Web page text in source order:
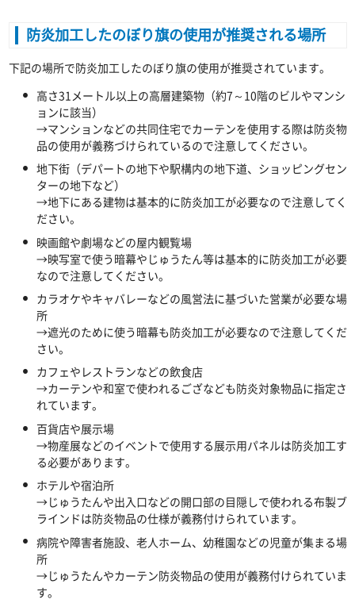
防炎加工したのぼり旗の使用が推奨される場所
下記の場所で防炎加工したのぼり旗の使用が推奨されています。
高さ31メートル以上の高層建築物（約7～10階のビルやマンシ
ョンに該当）
→マンションなどの共同住宅でカーテンを使用する際は防炎物
品の使用が義務づけられているので注意してください。
地下街（デパートの地下や駅構内の地下道、ショッピングセン
ターの地下など）
→地下にある建物は基本的に防炎加工が必要なので注意してく
ださい。
映画館や劇場などの屋内観覧場
→映写室で使う暗幕やじゅうたん等は基本的に防炎加工が必要
なので注意してください。
カラオケやキャバレーなどの風営法に基づいた営業が必要な場
所
→遮光のために使う暗幕も防炎加工が必要なので注意してくだ
さい。
カフェやレストランなどの飲食店
→カーテンや和室で使われるござなども防炎対象物品に指定さ
れています。
百貨店や展示場
→物産展などのイベントで使用する展示用パネルは防炎加工す
る必要があります。
ホテルや宿泊所
→じゅうたんや出入口などの開口部の目隠しで使われる布製ブ
ラインドは防炎物品の仕様が義務付けられています。
病院や障害者施設、老人ホーム、幼稚園などの児童が集まる場
所
→じゅうたんやカーテン防炎物品の使用が義務付けられていま
す。